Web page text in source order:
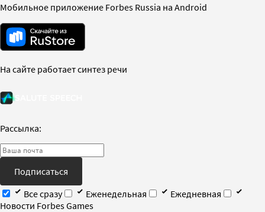
Мобильное приложение Forbes Russia на Android
На сайте работает синтез речи
Рассылка:
Подписаться
Все сразу
Еженедельная
Ежедневная
Новости Forbes Games